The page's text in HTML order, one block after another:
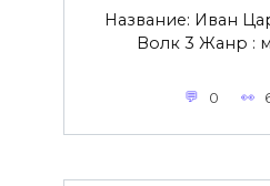
Название: Иван
Волк 3 Жанр :
0